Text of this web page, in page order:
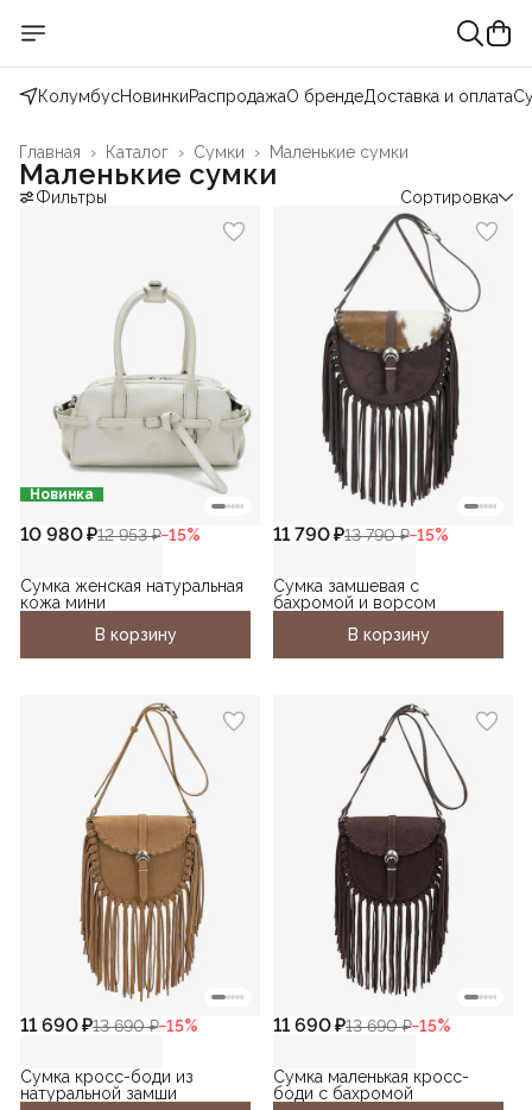
КолумбусНовинкиРаспродажаО брендеДоставка и оплата
Маленькие сумки
Сумки ›
Каталог ›
Главная ›
Маленькие сумки
Фильтры Сортировка
Новинка
10 980 ₽12 953 ₽−15%
Сумка женская натуральная
кожа мини
В корзину
11 790 ₽13 790 ₽−15%
Сумка замшевая с
бахромой и ворсом
В корзину
11 690 ₽13 690 ₽−15%
Сумка кросс-боди из
натуральной замши
11 690 ₽13 690 ₽−15%
Сумка маленькая кросс-
боди с бахромой